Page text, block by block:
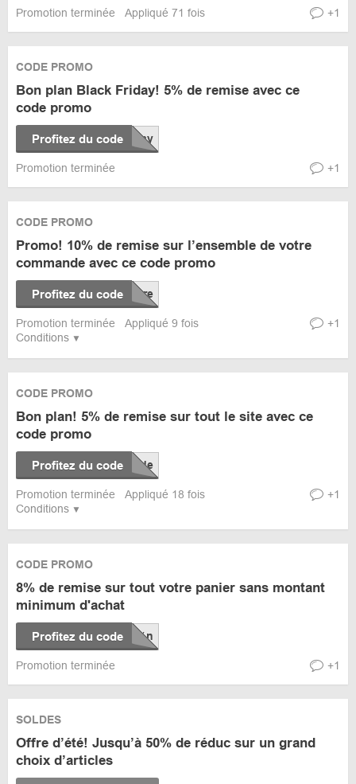
Promotion terminée Appliqué 71 fois +1
CODE PROMO
Bon plan Black Friday! 5% de remise avec ce
code promo
Profitez du code
Promotion terminée +1
Conditions
CODE PROMO
Promo! 10% de remise sur l’ensemble de votre
commande avec ce code promo
Profitez du code
Promotion terminée Appliqué 9 fois +1
Conditions
CODE PROMO
Bon plan! 5% de remise sur tout le site avec ce
code promo
Profitez du code
Promotion terminée Appliqué 18 fois +1
CODE PROMO
8% de remise sur tout votre panier sans montant
minimum d'achat
Profitez du code
Promotion terminée +1
SOLDES
Offre d’été! Jusqu’à 50% de réduc sur un grand
choix d’articles